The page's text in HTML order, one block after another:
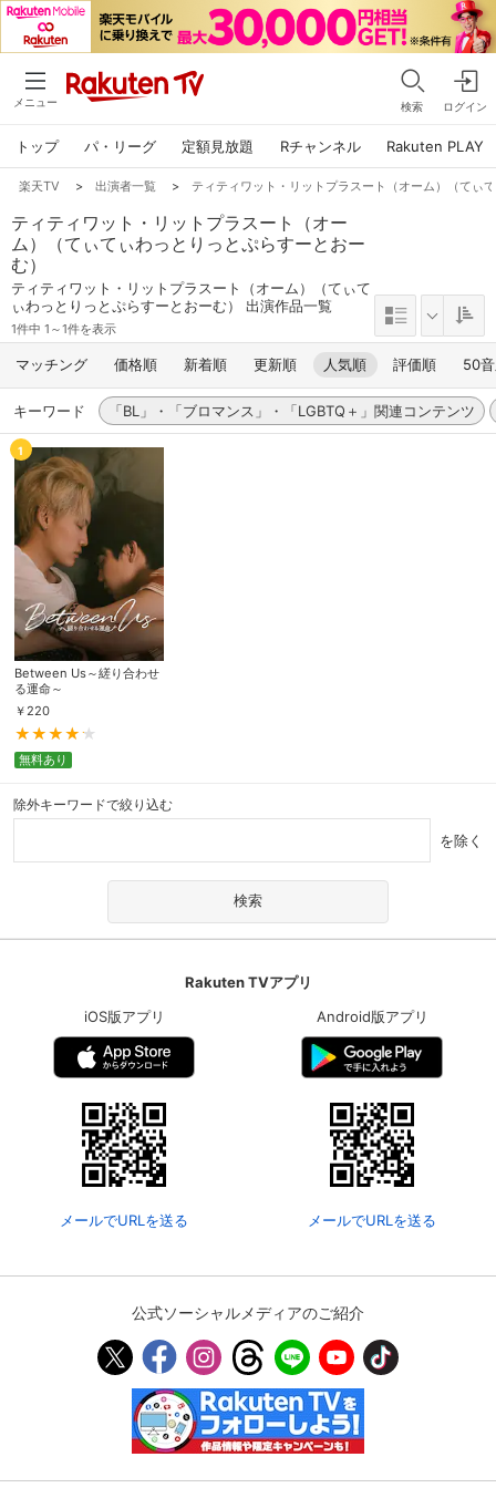
メニュー 検索 ログイン
トップ パ・リーグ 定額見放題 Rチャンネル Rakuten PLAY
楽天TV > 出演者一覧 > ティティワット・リットプラスート（オーム）（てぃ
ティティワット・リットプラスート（オー
ム）（てぃてぃわっとりっとぷらすーとおー
む）
ティティワット・リットプラスート（オーム）（てぃて
ぃわっとりっとぷらすーとおーむ） 出演作品一覧
1件中 1～1件を表示
マッチング 価格順 新着順 更新順 人気順 評価順 50
キーワード 「BL」・「ブロマンス」・「LGBTQ＋」関連コンテンツ
1
Between Us～縒り合わせ
る運命～
￥ 220
無料あり
除外キーワードで絞り込む
を除く
Rakuten TVアプリ
iOS版アプリ
メールでURLを送る
Android版アプリ
メールでURLを送る
公式ソーシャルメディアのご紹介